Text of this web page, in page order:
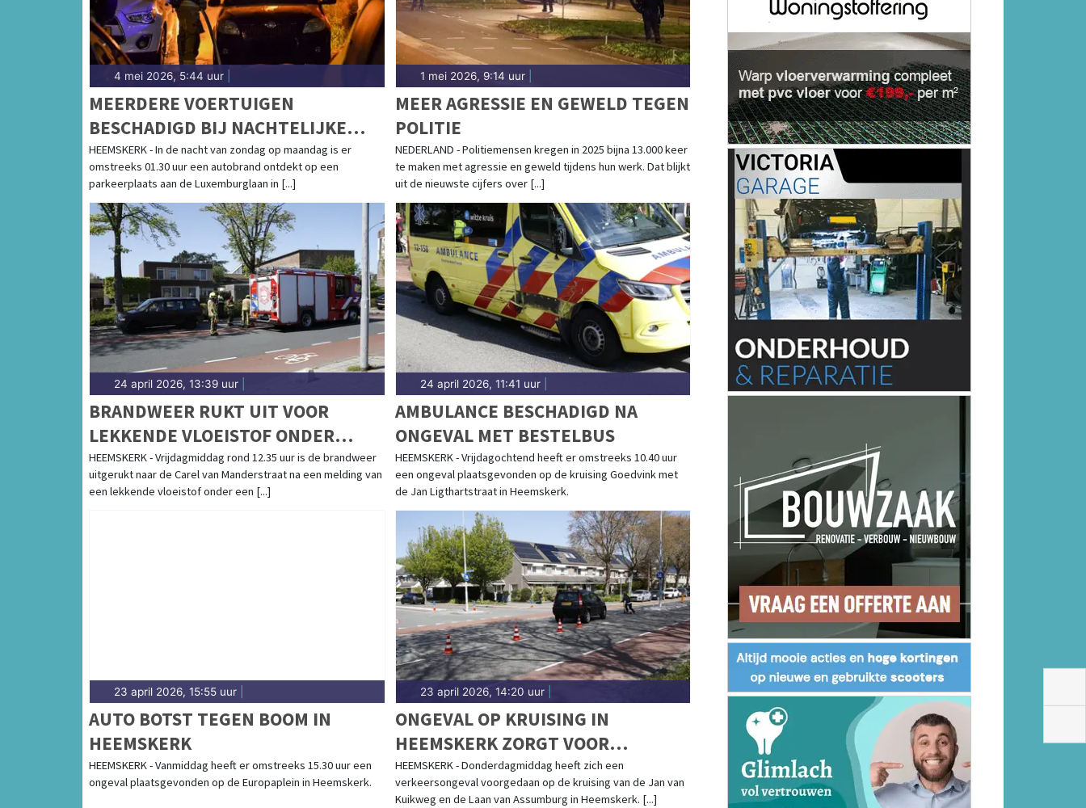
4 mei 2026, 5:44 uur
MEERDERE VOERTUIGEN
BESCHADIGD BIJ NACHTELIJKE
AUTOBRAND IN HEEMSKERK
HEEMSKERK - In de nacht van zondag op maandag is er
omstreeks 01.30 uur een autobrand ontdekt op een
parkeerplaats aan de Luxemburglaan in [...]
1 mei 2026, 9:14 uur|
MEER AGRESSIE EN GEWELD TEGEN
POLITIE
NEDERLAND - Politiemensen kregen in 2025 bijna 13.000 keer
te maken met agressie en geweld tijdens hun werk. Dat blijkt
uit de nieuwste cijfers over [...]
24 april 2026, 13:39 uur
BRANDWEER RUKT UIT VOOR
LEKKENDE VLOEISTOF ONDER
GEPARKEERDE AUTO
HEEMSKERK - Vrijdagmiddag rond 12.35 uur is de brandweer
uitgerukt naar de Carel van Manderstraat na een melding van
een lekkende vloeistof onder een [...]
24 april 2026, 11:41 uur|
AMBULANCE BESCHADIGD NA
ONGEVAL MET BESTELBUS
HEEMSKERK - Vrijdagochtend heeft er omstreeks 10.40 uur
een ongeval plaatsgevonden op de kruising Goedvink met
de Jan Ligthartstraat in Heemskerk.
23 april 2026, 15:55 uur
AUTO BOTST TEGEN BOOM IN
HEEMSKERK
HEEMSKERK - Vanmiddag heeft er omstreeks 15.30 uur een
ongeval plaatsgevonden op de Europaplein in Heemskerk.
23 april 2026, 14:20 uur|
ONGEVAL OP KRUISING IN
HEEMSKERK ZORGT VOOR
VERKEERSHINDER
HEEMSKERK - Donderdagmiddag heeft zich een
verkeersongeval voorgedaan op de kruising van de Jan van
Kuikweg en de Laan van Assumburg in Heemskerk. [...]